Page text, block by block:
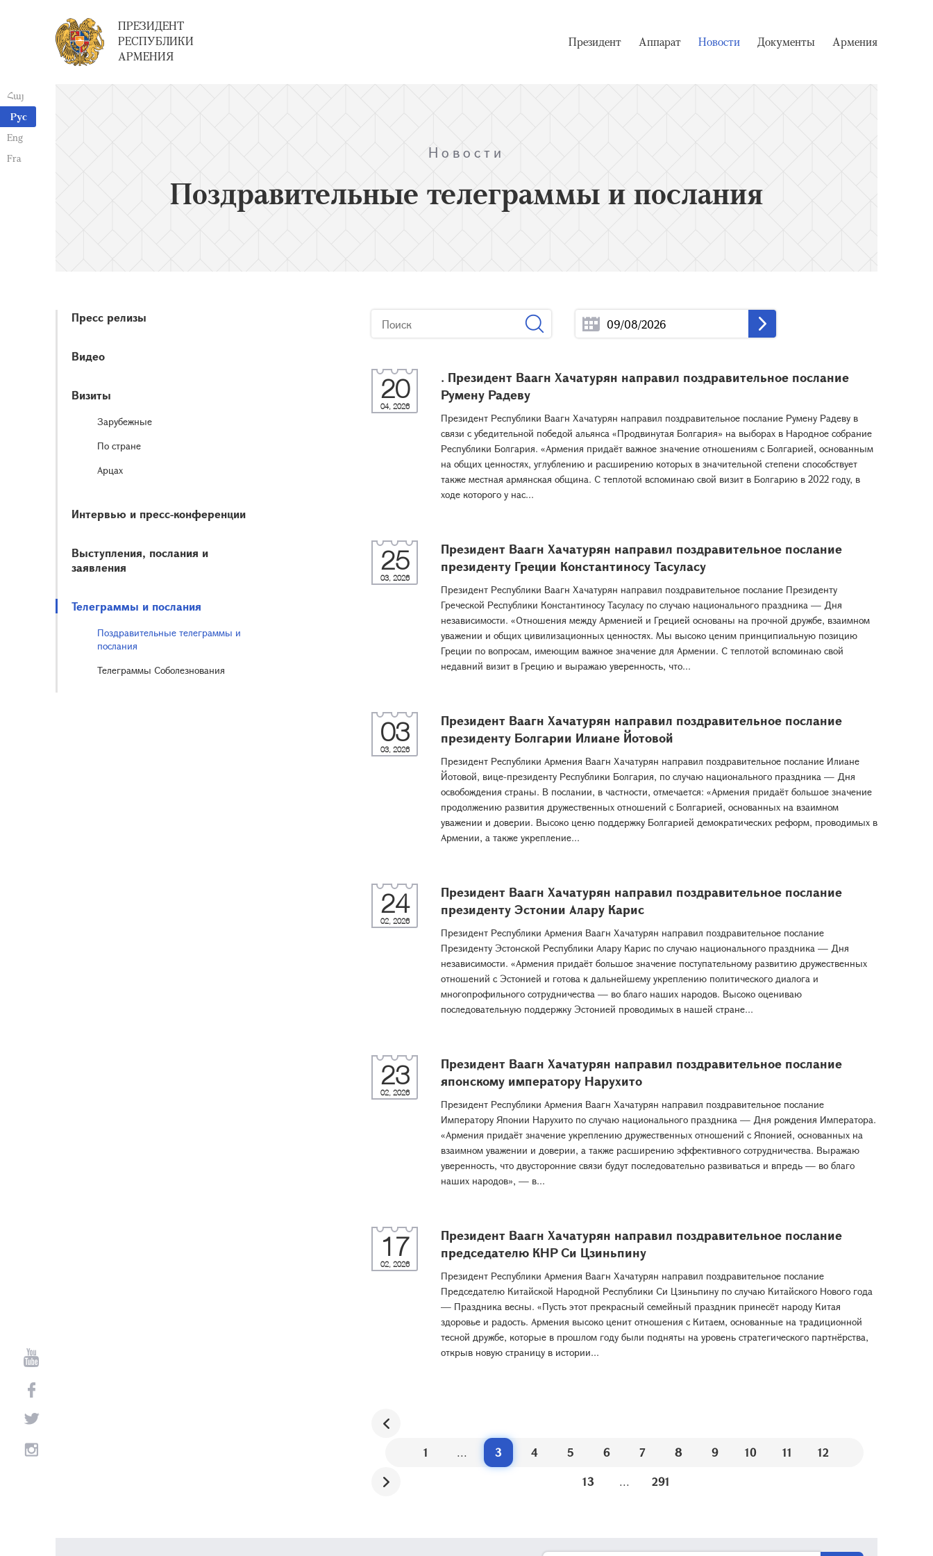
Հայ
Рус
Eng
Fra
ПРЕЗИДЕНТ
РЕСПУБЛИКИ
АРМЕНИЯ
Президент Аппарат Новости Документы Армения
Новости
Поздравительные телеграммы и послания
Пресс релизы
Видео
Визиты
Зарубежные
По стране
Арцах
Интервью и пресс-конференции
Выступления, послания и
заявления
Телеграммы и послания
Поздравительные телеграммы и
послания
Телеграммы Соболезнования
20
04, 2026
. Президент Ваагн Хачатурян направил поздравительное послание
Румену Радеву
Президент Республики Ваагн Хачатурян направил поздравительное послание Румену Радеву в
связи с убедительной победой альянса «Продвинутая Болгария» на выборах в Народное собрание
Республики Болгария. «Армения придаёт важное значение отношениям с Болгарией, основанным
на общих ценностях, углублению и расширению которых в значительной степени способствует
также местная армянская община. С теплотой вспоминаю свой визит в Болгарию в 2022 году, в
ходе которого у нас...
25
03, 2026
Президент Ваагн Хачатурян направил поздравительное послание
президенту Греции Константиносу Тасуласу
Президент Республики Ваагн Хачатурян направил поздравительное послание Президенту
Греческой Республики Константиносу Тасуласу по случаю национального праздника — Дня
независимости. «Отношения между Арменией и Грецией основаны на прочной дружбе, взаимном
уважении и общих цивилизационных ценностях. Мы высоко ценим принципиальную позицию
Греции по вопросам, имеющим важное значение для Армении. С теплотой вспоминаю свой
недавний визит в Грецию и выражаю уверенность, что...
03
03, 2026
Президент Ваагн Хачатурян направил поздравительное послание
президенту Болгарии Илиане Йотовой
Президент Республики Армения Ваагн Хачатурян направил поздравительное послание Илиане
Йотовой, вице-президенту Республики Болгария, по случаю национального праздника — Дня
освобождения страны. В послании, в частности, отмечается: «Армения придаёт большое значение
продолжению развития дружественных отношений с Болгарией, основанных на взаимном
уважении и доверии. Высоко ценю поддержку Болгарией демократических реформ, проводимых в
Армении, а также укрепление...
24
02, 2026
Президент Ваагн Хачатурян направил поздравительное послание
президенту Эстонии Алару Карис
Президент Республики Армения Ваагн Хачатурян направил поздравительное послание
Президенту Эстонской Республики Алару Карис по случаю национального праздника — Дня
независимости. «Армения придаёт большое значение поступательному развитию дружественных
отношений с Эстонией и готова к дальнейшему укреплению политического диалога и
многопрофильного сотрудничества — во благо наших народов. Высоко оцениваю
последовательную поддержку Эстонией проводимых в нашей стране...
23
02, 2026
Президент Ваагн Хачатурян направил поздравительное послание
японскому императору Нарухито
Президент Республики Армения Ваагн Хачатурян направил поздравительное послание
Императору Японии Нарухито по случаю национального праздника — Дня рождения Императора.
«Армения придаёт значение укреплению дружественных отношений с Японией, основанных на
взаимном уважении и доверии, а также расширению эффективного сотрудничества. Выражаю
уверенность, что двусторонние связи будут последовательно развиваться и впредь — во благо
наших народов», — в...
17
02, 2026
Президент Ваагн Хачатурян направил поздравительное послание
председателю КНР Си Цзиньпину
Президент Республики Армения Ваaгн Хачатурян направил поздравительное послание
Председателю Китайской Народной Республики Си Цзиньпину по случаю Китайского Нового года
— Праздника весны. «Пусть этот прекрасный семейный праздник принесёт народу Китая
здоровье и радость. Армения высоко ценит отношения с Китаем, основанные на традиционной
тесной дружбе, которые в прошлом году были подняты на уровень стратегического партнёрства,
открыв новую страницу в истории...
1 ... 3 4 5 6 7 8 9 10 11
12
13
... 291